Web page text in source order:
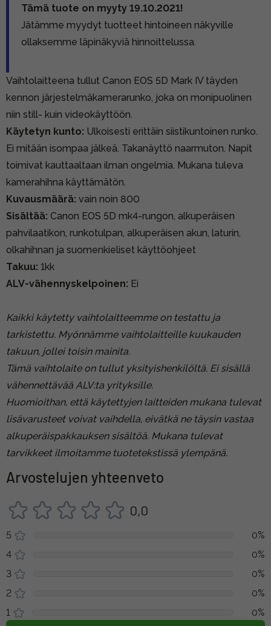
Tämä tuote on myyty 19.10.2021!
Jätämme myydyt tuotteet hintoineen näkyville
ollaksemme läpinäkyviä hinnoittelussa.
Vaihtolaitteena tullut Canon EOS 5D Mark IV täyden
kennon järjestelmäkamerarunko, joka on monipuolinen
niin still- kuin videokäyttöön.
Käytetyn kunto: Ulkoisesti erittäin siistikuntoinen runko.
Ei mitään isompaa jälkeä. Takanäyttö naarmuton. Napit
toimivat kauttaaltaan ilman ongelmia. Mukana tuleva
kamerahihna käyttämätön.
Kuvausmäärä: vain noin 800
Sisältää: Canon EOS 5D mk4-rungon, alkuperäisen
pahvilaatikon, runkotulpan, alkuperäisen akun, laturin,
olkahihnan ja suomenkieliset käyttöohjeet
Takuu: 1kk
ALV-vähennyskelpoinen: Ei
Kaikki käytetty vaihtolaitteemme on testattu ja
tarkistettu. Myönnämme vaihtolaitteille kuukauden
takuun, jollei toisin mainita.
Tämä vaihtolaite on tullut yksityishenkilöltä. Ei sisällä
vähennettävää ALV:ta yrityksille.
Huomioithan, että käytettyjen laitteiden mukana tulevat
lisävarusteet voivat vaihdella, eivätkä ne täysin vastaa
alkuperäispakkauksen sisältöä. Mukana tulevat
tarvikkeet ilmoitamme tuotetekstissä ylempänä.
Arvostelujen yhteenveto
0,0
5
0%
4
0%
3
0%
2
0%
1
0%